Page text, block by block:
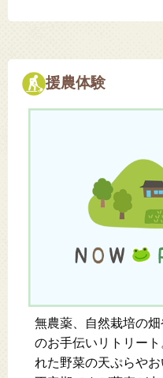
援農体験
無農薬、自然栽培の
のお手伝いリトリー
れた野菜の天ぷらやお